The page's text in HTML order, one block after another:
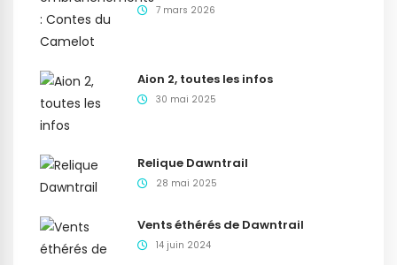
7 mars 2026
Aion 2, toutes les infos
30 mai 2025
Relique Dawntrail
28 mai 2025
Vents éthérés de Dawntrail
14 juin 2024